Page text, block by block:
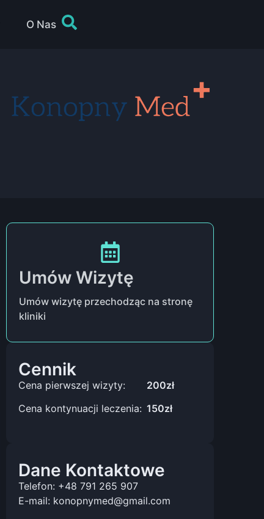
O Nas
Umów Wizytę
Umów wizytę przechodząc na stronę
kliniki
Cennik
Cena pierwszej wizyty:
200zł
Cena kontynuacji leczenia: 150zł
Dane Kontaktowe
Telefon: +48 791 265 907
E-mail: konopnymed@gmail.com